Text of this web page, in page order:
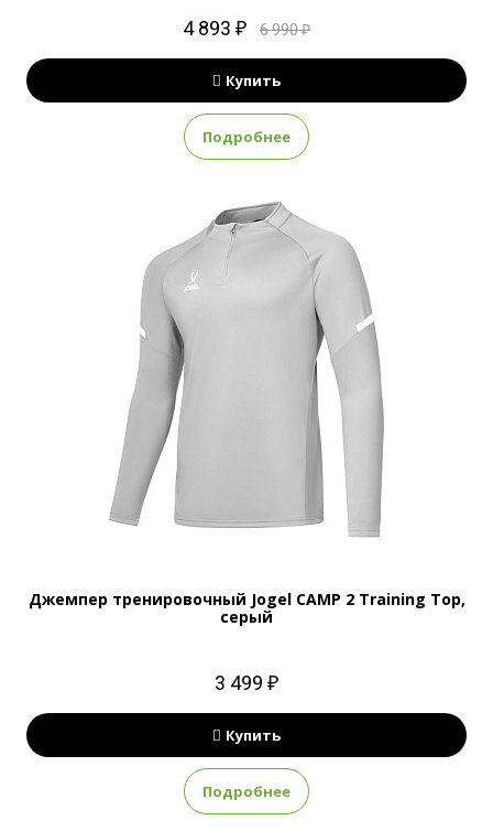
4 893 ₽ 6 990 ₽
Купить
Подробнее
Джемпер тренировочный Jogel CAMP 2 Training Top,
серый
3 499 ₽
Купить
Подробнее